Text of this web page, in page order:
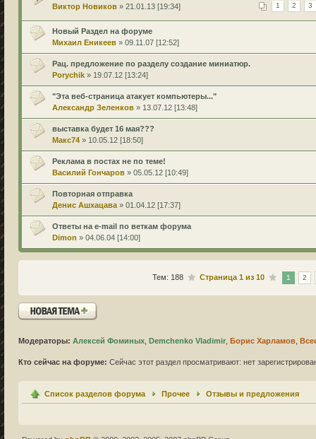
1 2 3
Виктор Новиков » 21.01.13 [19:34]
Новый Раздел на форуме
Михаил Еникеев » 09.11.07 [12:52]
Рац. предложение по разделу создание миниатюр.
Porychik » 19.07.12 [13:24]
"Эта веб-страница атакует компьютеры..."
Александр Зеленков » 13.07.12 [13:48]
выставка будет 16 мая???
Макс74 » 10.05.12 [18:50]
Реклама в постах не по теме!
Василий Гончаров » 05.05.12 [10:49]
Повторная отправка
Денис Ашхацава » 01.04.12 [17:37]
Ответы на e-mail по веткам форума
Dimon » 04.06.04 [14:00]
Тем: 188 Страница 1из 10 1 2
Новая тема
Модераторы: Алексей Фоминых Demchenko Vladimir Борис Харламов
Кто сейчас на форуме: Сейчас этот раздел просматривают: нет
Список разделов форума Прочее Отзывы и предложения